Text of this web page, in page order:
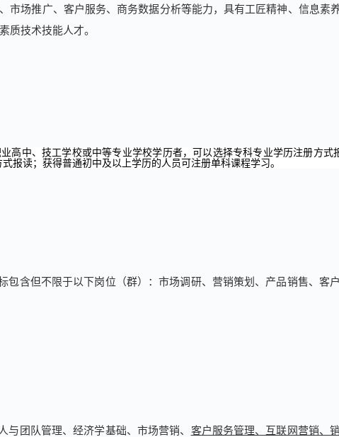
市场推广、客户服务、商务数据分析等能力，具有工匠精神、信息素
质技术技能人才。
高中、技工学校或中等专业学校学历者，可以选择专科专业学历注册方
报读；获得普通初中及以上学历的人员可注册单科课程学习。
包含但不限于以下岗位（群）：市场调研、营销策划、产品销售、客
与团队管理、经济学基础、市场营销、 客户服务管理、互联网营销、